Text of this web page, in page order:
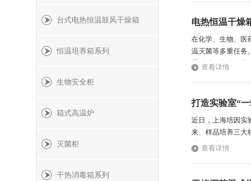
电热恒温干燥
在化学、生物、医
温灭菌等多重任务
通过对箱内空气进
查看详情
打造实验室“
近日，上海培因实
来、样品培养三大
户保驾护航。有效
查看详情
台式电热恒温鼓风干燥箱
恒温培养箱系列
生物安全柜
箱式高温炉
灭菌柜
干热消毒箱系列